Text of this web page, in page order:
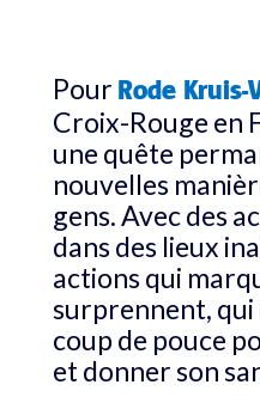
Pour Rode
Croix-Rouge en
une quête
nouvelles
gens. Avec des
dans des lieux
actions qui
surprennent,
coup de pouce
et donner son